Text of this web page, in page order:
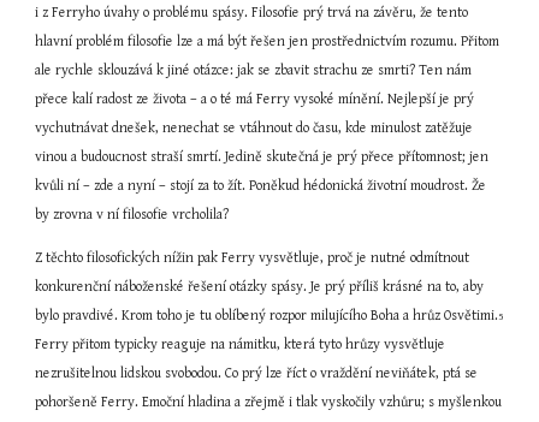
i z Ferryho úvahy o problému spásy. Filosofie prý trvá na závěru, že tento
hlavní problém filosofie lze a má být řešen jen prostřednictvím rozumu. Přitom
ale rychle sklouzává k jiné otázce: jak se zbavit strachu ze smrti? Ten nám
přece kalí radost ze života – a o té má Ferry vysoké mínění. Nejlepší je prý
vychutnávat dnešek, nenechat se vtáhnout do času, kde minulost zatěžuje
vinou a budoucnost straší smrtí. Jedině skutečná je prý přece přítomnost; jen
kvůli ní – zde a nyní – stojí za to žít. Poněkud hédonická životní moudrost. Že
by zrovna v ní filosofie vrcholila?
Z těchto filosofických nížin pak Ferry vysvětluje, proč je nutné odmítnout
konkurenční náboženské řešení otázky spásy. Je prý příliš krásné na to, aby
bylo pravdivé. Krom toho je tu oblíbený rozpor milujícího Boha a hrůz Osvětimi.5
Ferry přitom typicky reaguje na námitku, která tyto hrůzy vysvětluje
nezrušitelnou lidskou svobodou. Co prý lze říct o vraždění neviňátek, ptá se
pohoršeně Ferry. Emoční hladina a zřejmě i tlak vyskočily vzhůru; s myšlenkou